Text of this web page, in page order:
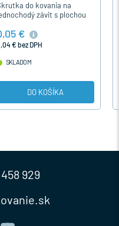
do kovania na
závit s plochou
časti kovania u
okien a dverí.
€
€ bez DPH
SKLADOM
DO KOŠÍKA
929